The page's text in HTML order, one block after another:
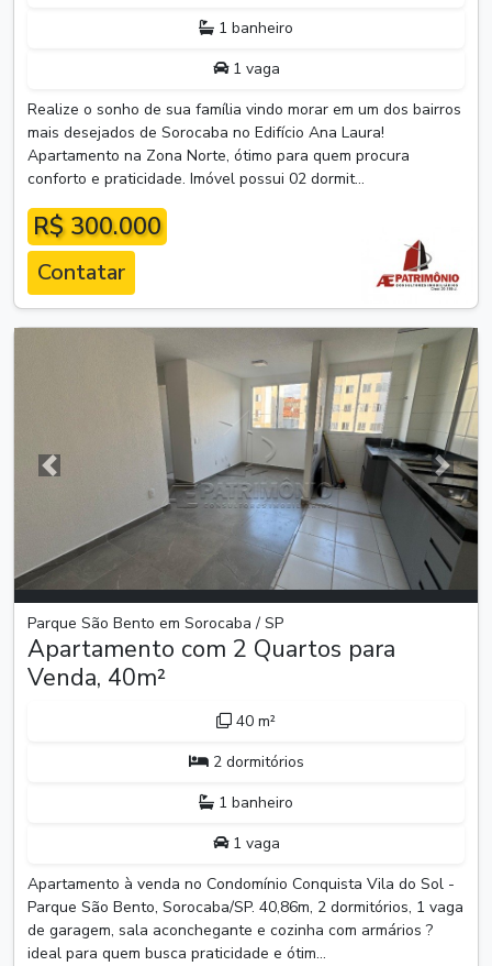
1 banheiro
1 vaga
Realize o sonho de sua família vindo morar em um dos bairros
mais desejados de Sorocaba no Edifício Ana Laura!
Apartamento na Zona Norte, ótimo para quem procura
conforto e praticidade. Imóvel possui 02 dormit...
R$ 300.000
Contatar
Anterior
Parque São Bento em Sorocaba / SP
Apartamento com 2 Quartos para
Venda, 40m²
40 m²
2 dormitórios
1 banheiro
1 vaga
Apartamento à venda no Condomínio Conquista Vila do Sol -
Parque São Bento, Sorocaba/SP. 40,86m, 2 dormitórios, 1 vaga
de garagem, sala aconchegante e cozinha com armários ?
ideal para quem busca praticidade e ótim...